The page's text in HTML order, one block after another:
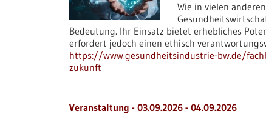
Wie in vielen
Bedeutung. Ihr Einsatz bietet erhebliches
erfordert jedoch einen ethisch
https://www.gesundheitsindustrie-bw.de/
zukunft
Veranstaltung - 03.09.2026 - 04.09.2026